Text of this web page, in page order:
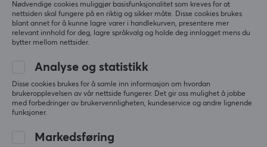
MoonDrop
Space Travel 2 Trådløse
In-Ear Hodetelefoner -
Sony
WH-1000XM4 Over-Ear
Nødvendige cookies muliggjør basisfunksjonalitet som kreves for at
nettsiden skal fungere på en riktig og sikker måte. Disse cookies brukes
blant annet for å kunne lagre varer i handlekurven, presentere mer
relevant innhold for deg, lagre språkvalg og holde deg innlogget mens du
bytter mellom nettsider.
Analyse og statistikk
Disse cookies brukes for å samle inn informasjon om hvordan
brukeropplevelsen av vår nettside fungerer. Det gir oss mulighet å jobbe
med forbedringer av brukervennligheten, kundeservice og andre lignende
funksjoner.
Markedsføring